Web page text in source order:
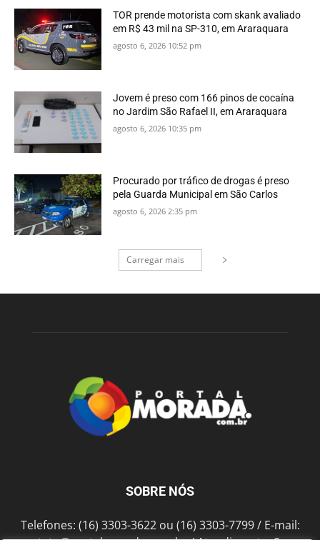
TOR prende motorista com skank avaliado
em R$ 43 mil na SP-310, em Araraquara
agosto 6, 2026 10:52 pm
Jovem é preso com 166 pinos de cocaína
no Jardim São Rafael II, em Araraquara
agosto 6, 2026 10:35 pm
Procurado por tráfico de drogas é preso
pela Guarda Municipal em São Carlos
agosto 6, 2026 2:35 pm
Carregar mais
SOBRE NÓS
Telefones: (16) 3303-3622 ou (16) 3303-7799 / E-mail: